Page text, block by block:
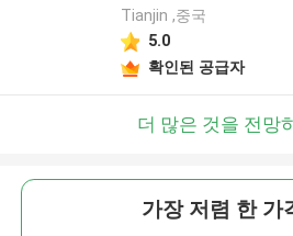
Tianjin ,중국
5.0
확인된 공급자
더 많은 것을 전망
가장 저렴 한 가